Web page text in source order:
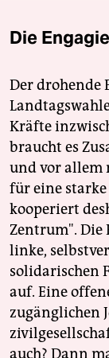
Die
Der drohende
Kräfte
braucht es
und vor allem
für eine
kooperiert
Zentrum". Die
linke,
solidarischen
auf. Eine
zugänglichen
auch? Dann